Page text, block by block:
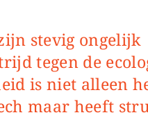
tegen de
is niet alleen
maar heeft